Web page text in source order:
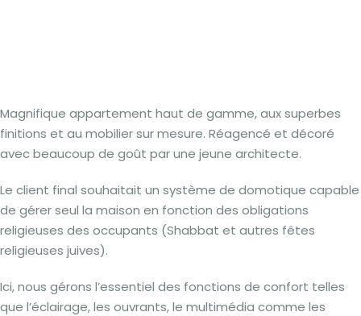
Magnifique appartement haut de gamme, aux superbes
finitions et au mobilier sur mesure. Réagencé et décoré
avec beaucoup de goût par une jeune architecte.
Le client final souhaitait un système de domotique capable
de gérer seul la maison en fonction des obligations
religieuses des occupants (Shabbat et autres fêtes
religieuses juives).
Ici, nous gérons l’essentiel des fonctions de confort telles
que l’éclairage, les ouvrants, le multimédia comme les